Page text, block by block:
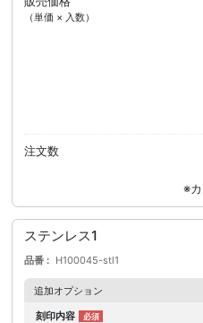
（単価 × 入数）
注文数
ステンレス1
品番 H100045-stl1
追加オプション
刻印内容